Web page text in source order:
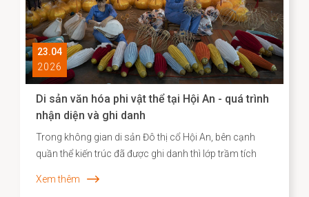
23.04
2026
Di sản văn hóa phi vật thể tại Hội An - quá trình
nhận diện và ghi danh
Trong không gian di sản Đô thị cổ Hội An, bên cạnh
quần thể kiến trúc đã được ghi danh thì lớp trầm tích
Xem thêm